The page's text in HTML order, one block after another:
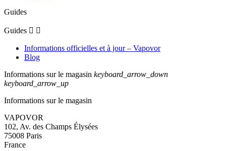
Guides
Guides  
Informations officielles et à jour – Vapovor
Blog
Informations sur le magasin keyboard_arrow_down
keyboard_arrow_up
Informations sur le magasin
VAPOVOR
102, Av. des Champs Élysées
75008 Paris
France